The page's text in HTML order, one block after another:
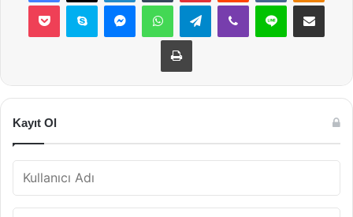
Pocket Skype MessengerWhatsAppTelegramViber Line E-Posta ile
Yazdır
Kayıt Ol